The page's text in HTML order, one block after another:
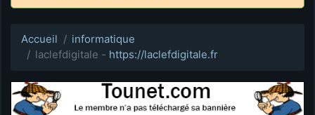
Accueil
informatique
laclefdigitale - https://laclefdigitale.fr